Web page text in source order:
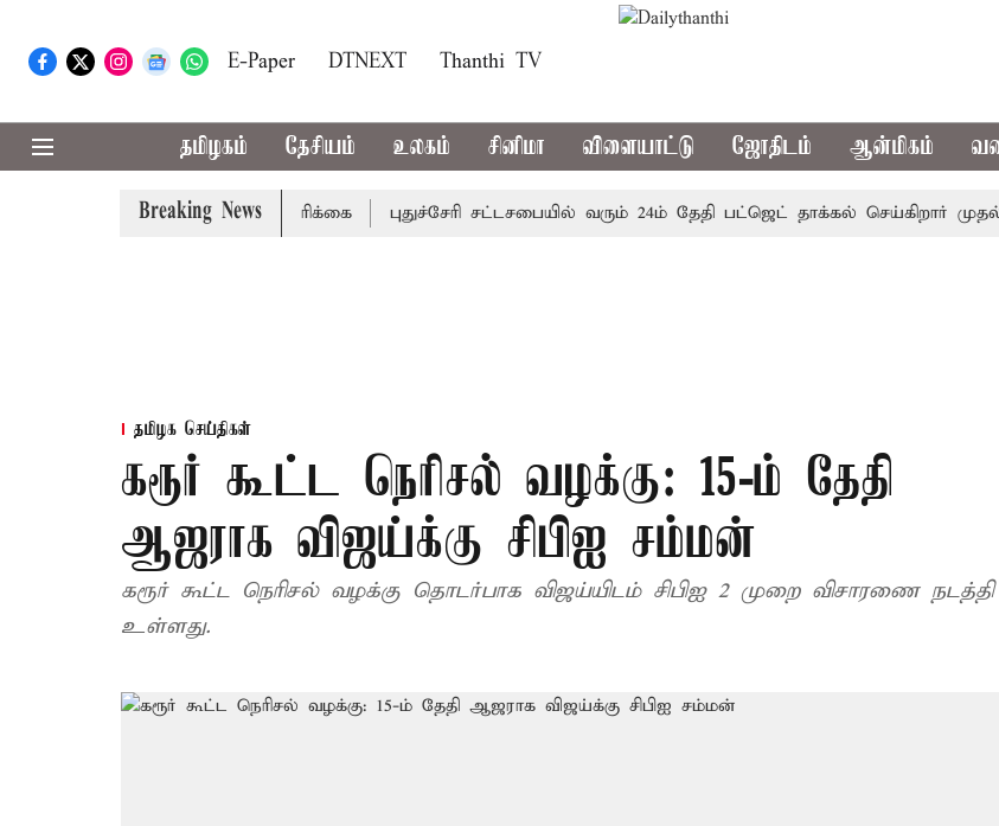
E-Paper DTNEXT Thanthi TV
தமிழகம் தேசியம் உலகம் சினிமா விளையாட்டு ஜோதிடம் ஆன்மிகம்
Breaking News
கன மழை எச்சரிக்கை புதுச்சேரி சட்டசபையில் வரும் 24ம் தேதி பட்ஜெட் தாக்கல் செய்கிறார் முதல்-
தமிழக செய்திகள்
கரூர் கூட்ட நெரிசல் வழக்கு: 15-ம் தேதி
ஆஜராக விஜய்க்கு சிபிஐ சம்மன்
கரூர் கூட்ட நெரிசல் வழக்கு தொடர்பாக விஜய்யிடம் சிபிஐ 2 முறை விசாரணை நடத்தி
உள்ளது.